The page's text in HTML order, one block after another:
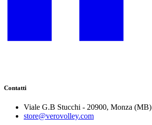
Contatti
Viale G.B Stucchi - 20900, Monza (MB)
store@verovolley.com